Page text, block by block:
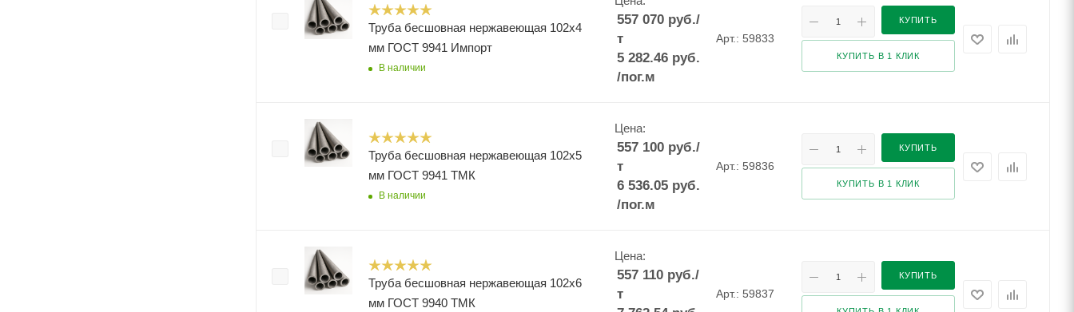
Труба бесшовная нержавеющая 102х4
мм ГОСТ 9941 Импорт
В наличии
557 070руб./
т
5 282.46 руб.
/пог.м
Арт.: 59833
КУПИТЬ
КУПИТЬ В 1 КЛИК
Труба бесшовная нержавеющая 102х5
мм ГОСТ 9941 ТМК
В наличии
Цена:
557 100руб./
т
6 536.05 руб.
/пог.м
Арт.: 59836
КУПИТЬ
КУПИТЬ В 1 КЛИК
Труба бесшовная нержавеющая 102х6
мм ГОСТ 9940 ТМК
Цена:
557 110руб./
т
Арт.: 59837
КУПИТЬ